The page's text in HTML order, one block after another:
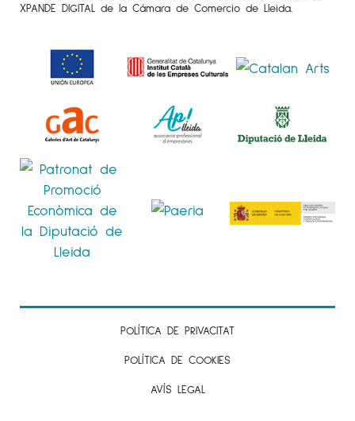
XPANDE DIGITAL de la Cámara de Comercio de Lleida.
POLÍTICA DE PRIVACITAT
POLÍTICA DE COOKIES
AVÍS LEGAL